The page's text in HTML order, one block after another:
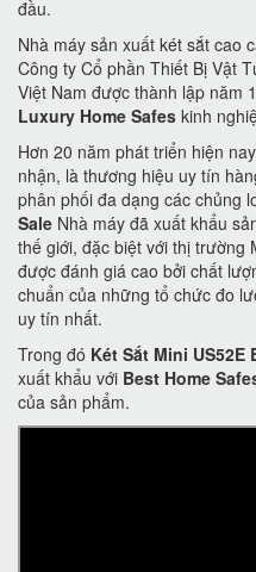
đầu.
Nhà máy sản xuất két sắt cao
Công ty Cổ phần Thiết Bị Vật
Việt Nam được thành lập năm
Luxury Home Safes kinh
Hơn 20 năm phát triển hiện
nhận, là thương hiệu uy tín
phân phối đa dạng các chủng
Sale Nhà máy đã xuất khẩu
thế giới, đặc biệt với thị trường
được đánh giá cao bởi chất
chuẩn của những tổ chức đo
uy tín nhất.
Trong đó Két Sắt Mini US52E
xuất khẩu với Best Home
của sản phẩm.